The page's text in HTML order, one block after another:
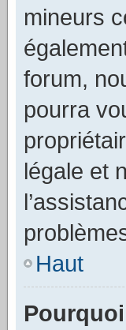
mineurs
forum,
pourra
légale et
Haut